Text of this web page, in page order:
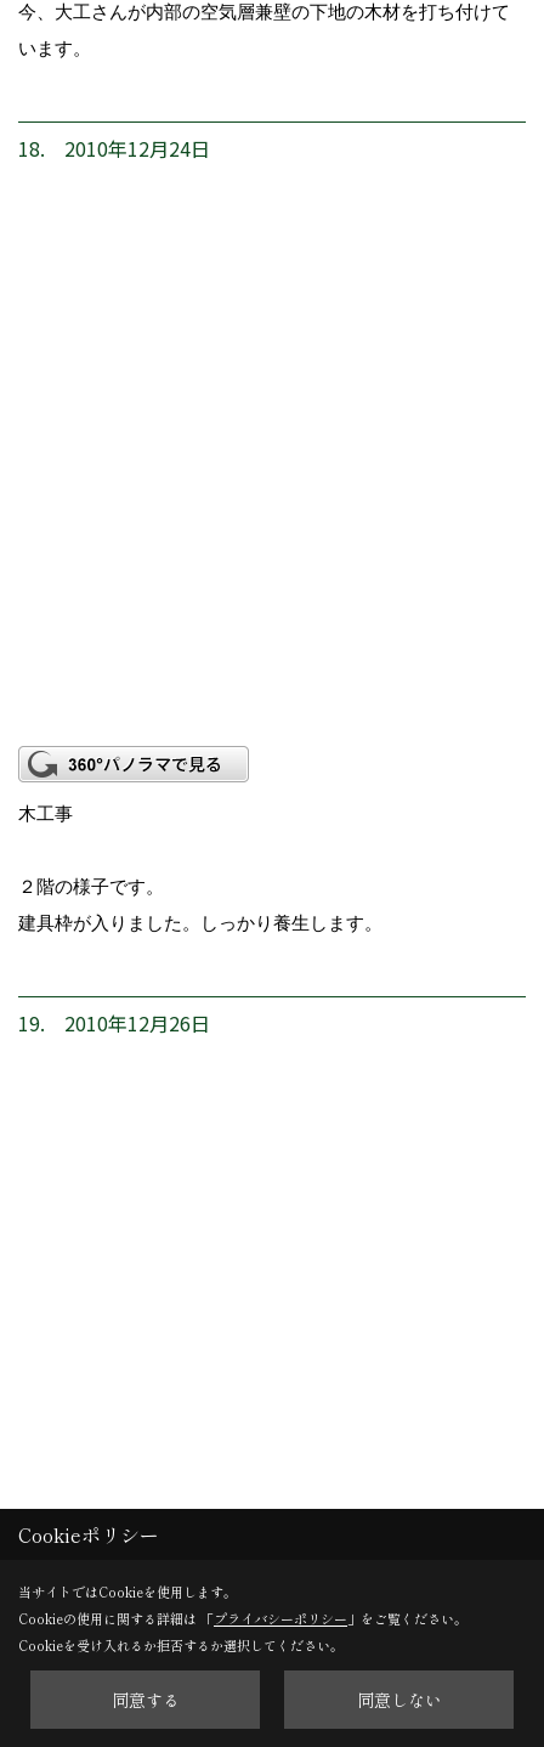
今、大工さんが内部の空気層兼壁の下地の木材を打ち付けて
います。
18. 2010年12月24日
木工事
２階の様子です。
建具枠が入りました。しっかり養生します。
19. 2010年12月26日
コンセント・スイッチ・照明位置確認
Cookieポリシー
当サイトではCookieを使用します。
Cookieの使用に関する詳細は 「プライバシーポリシー 」をご覧ください。
Cookieを受け入れるか拒否するか選択してください。
同意する 同意しない